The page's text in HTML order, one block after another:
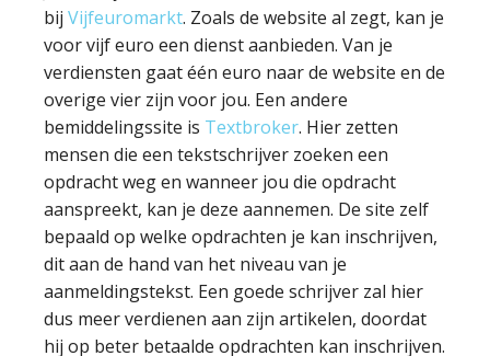
bij Vijfeuromarkt. Zoals de website al zegt, kan je
voor vijf euro een dienst aanbieden. Van je
verdiensten gaat één euro naar de website en de
overige vier zijn voor jou. Een andere
bemiddelingssite is Textbroker. Hier zetten
mensen die een tekstschrijver zoeken een
opdracht weg en wanneer jou die opdracht
aanspreekt, kan je deze aannemen. De site zelf
bepaald op welke opdrachten je kan inschrijven,
dit aan de hand van het niveau van je
aanmeldingstekst. Een goede schrijver zal hier
dus meer verdienen aan zijn artikelen, doordat
hij op beter betaalde opdrachten kan inschrijven.